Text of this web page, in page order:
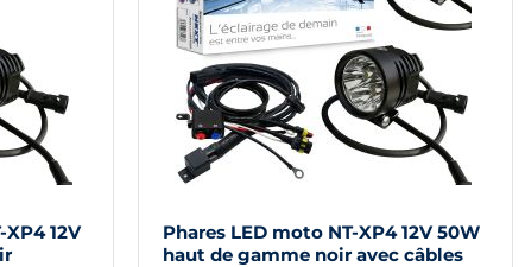
12V
Phares LED moto NT-XP4 12V 50W
haut de gamme noir avec câbles